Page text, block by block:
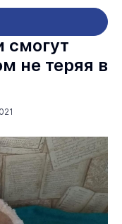
смогут
не теряя в